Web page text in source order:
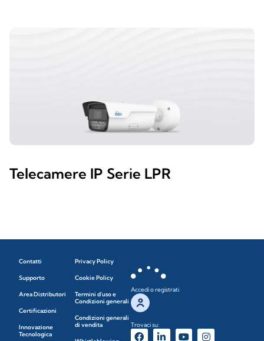
Telecamere IP Serie LPR
Contatti
Supporto
Area Distributori
Certificazioni
Innovazione
Tecnologica
Privacy Policy
Cookie Policy
Termini d'uso e
Condizioni generali
Condizioni generali
di vendita
Accedi o registrati
Trovaci su: